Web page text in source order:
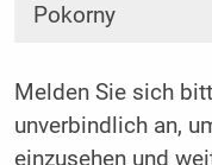
Pokorny
Melden Sie sich
unverbindlich an,
einzusehen und